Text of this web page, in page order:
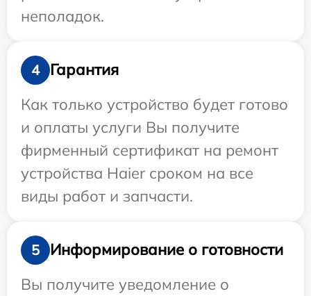
неполадок.
4
Гарантия
Как только устройство будет готово
и оплаты услуги Вы получите
фирменный сертификат на ремонт
устройства Haier сроком на все
виды работ и запчасти.
5
Информирование о готовности
Вы получите уведомление о